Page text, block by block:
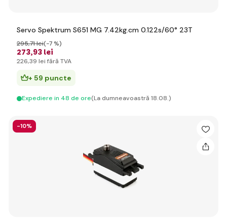
Servo Spektrum S651 MG 7.42kg.cm 0.122s/60° 23T
273,93 lei
295,71 lei(-7 %)
226,39 lei fără TVA
+ 59 puncte
Expediere in 48 de ore(La dumneavoastră 18.08.)
-10%